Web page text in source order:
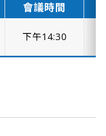
會議時間
下午14:30